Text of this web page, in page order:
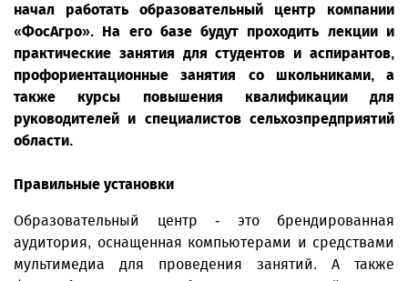
начал работать образовательный центр компании
«ФосАгро». На его базе будут проходить лекции и
практические занятия для студентов и аспирантов,
профориентационные занятия со школьниками, а
также курсы повышения квалификации для
руководителей и специалистов сельхозпредприятий
области.
Правильные установки
Образовательный центр - это брендированная
аудитория, оснащенная компьютерами и средствами
мультимедиа для проведения занятий. А также